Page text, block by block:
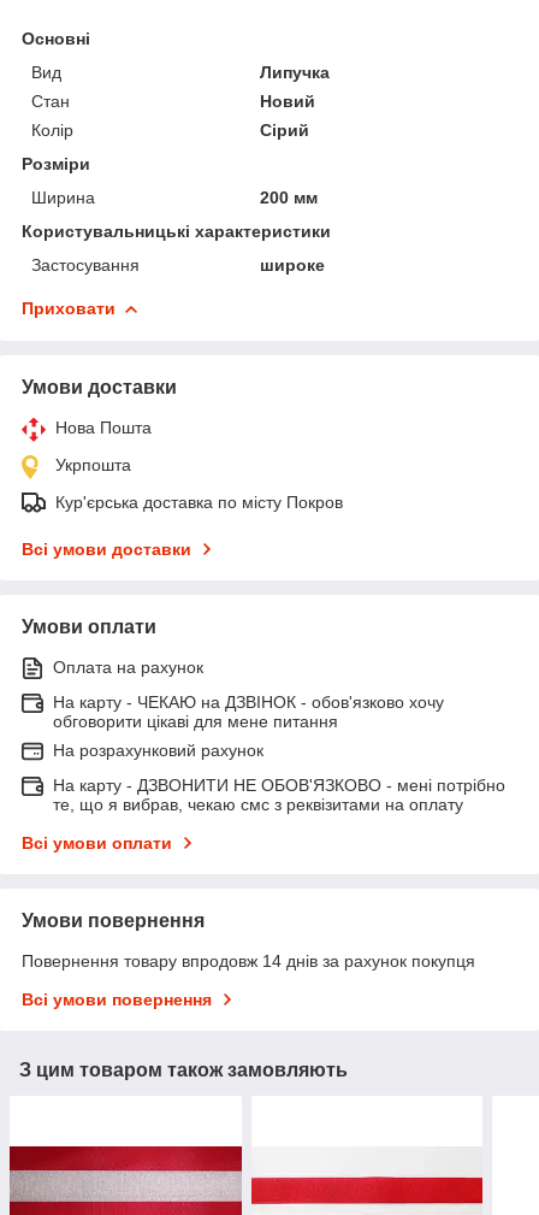
Основні
Вид
Липучка
Стан
Новий
Колір
Сірий
Розміри
Ширина
200 мм
Користувальницькі характеристики
Застосування
широке
Приховати
Умови доставки
Нова Пошта
Укрпошта
Кур'єрська доставка по місту Покров
Всі умови доставки
Умови оплати
Оплата на рахунок
На карту - ЧЕКАЮ на ДЗВІНОК - обов'язково хочу
обговорити цікаві для мене питання
На розрахунковий рахунок
На карту - ДЗВОНИТИ НЕ ОБОВ'ЯЗКОВО - мені потрібно
те, що я вибрав, чекаю смс з реквізитами на оплату
Всі умови оплати
Умови повернення
Повернення товару впродовж 14 днів за рахунок покупця
Всі умови повернення
З цим товаром також замовляють